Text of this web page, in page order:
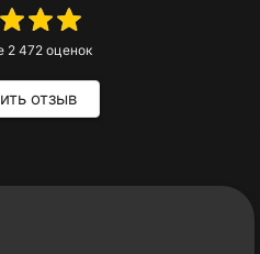
2 472оценок
отзыв